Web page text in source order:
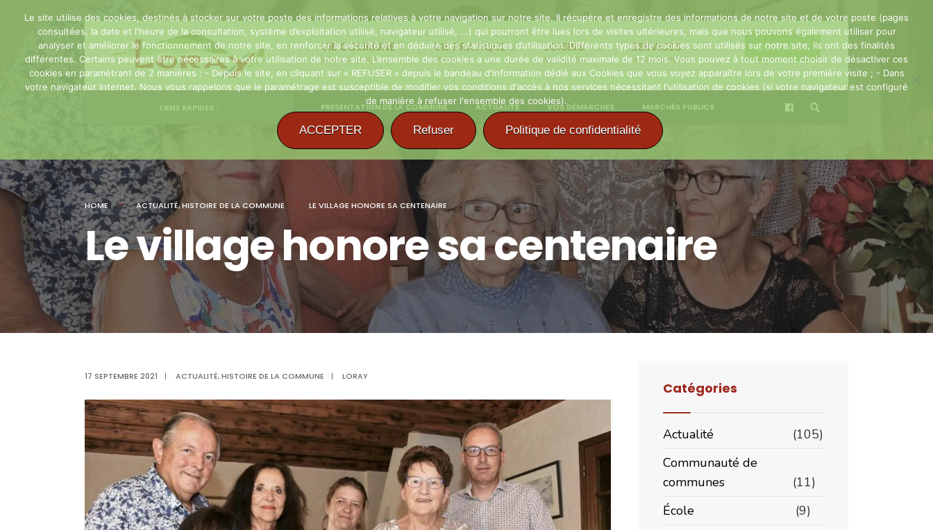
Skip
to
content
VIE COMMUNE
VOUS ET NOUS
VIE PRATIQUE
VOTRE VIE
LOISIRS
VOS LOISIRS
SERVICES
NOS SERVICES
CONTACT
LIENS RAPIDES : PRÉSENTATION DE LA COMMUNE ACTUALITÉ VOS DÉMARCHES MARCHÉS PUBLICS
HOME ACTUALITÉ,HISTOIRE DE LA COMMUNE LE VILLAGE HONORE SA CENTENAIRE
Le village honore sa centenaire
17 SEPTEMBRE 2021 | ACTUALITÉ,HISTOIRE DE LA COMMUNE | LORAY
Catégories
Actualité
(105)
Communauté de
communes
(11)
École
(9)
Le site utilise des cookies, destinés à stocker sur votre poste des informations relatives à votre navigation sur notre site. Il récupère et enregistre des informations de notre site et de votre poste (pages
consultées, la date et l'heure de la consultation, système d’exploitation utilisé, navigateur utilisé, ...) qui pourront être lues lors de visites ultérieures, mais que nous pouvons également utiliser pour
analyser et améliorer le fonctionnement de notre site, en renforcer la sécurité et en déduire des statistiques d’utilisation. Différents types de cookies sont utilisés sur notre site, ils ont des finalités
différentes. Certains peuvent être nécessaires à votre utilisation de notre site. L’ensemble des cookies a une durée de validité maximale de 12 mois. Vous pouvez à tout moment choisir de désactiver ces
cookies en paramétrant de 2 manières : - Depuis le site, en cliquant sur « REFUSER » depuis le bandeau d'information dédié aux Cookies que vous voyez apparaître lors de votre première visite ; - Dans
votre navigateur Internet. Nous vous rappelons que le paramétrage est susceptible de modifier vos conditions d'accès à nos services nécessitant l'utilisation de cookies (si votre navigateur est configuré
de manière à refuser l'ensemble des cookies).
ACCEPTER Refuser Politique de confidentialité